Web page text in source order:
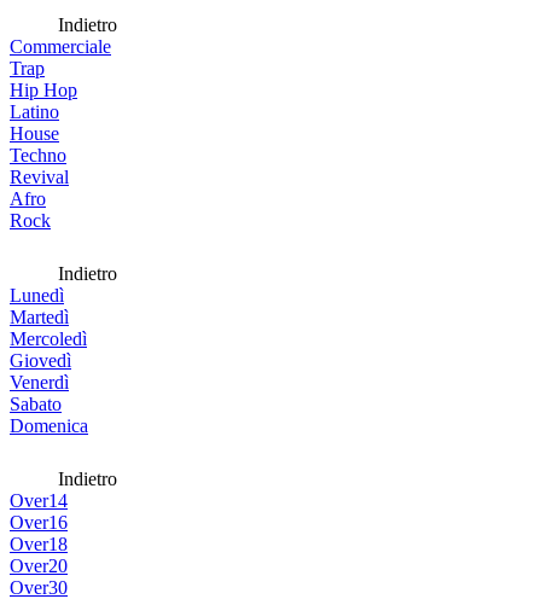
Indietro
Commerciale
Trap
Hip Hop
Latino
House
Techno
Revival
Afro
Rock
Indietro
Lunedì
Martedì
Mercoledì
Giovedì
Venerdì
Sabato
Domenica
Indietro
Over14
Over16
Over18
Over20
Over30